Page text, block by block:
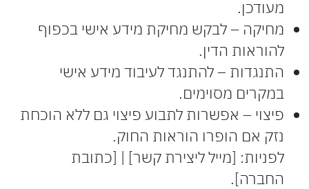
מעודכן.
מחיקה – לבקש מחיקת מידע אישי בכפוף
להוראות הדין.
התנגדות – להתנגד לעיבוד מידע אישי
במקרים מסוימים.
פיצוי – אפשרות לתבוע פיצוי גם ללא הוכחת
נזק אם הופרו הוראות החוק.
לפניות: [מייל ליצירת קשר] | [כתובת
החברה].